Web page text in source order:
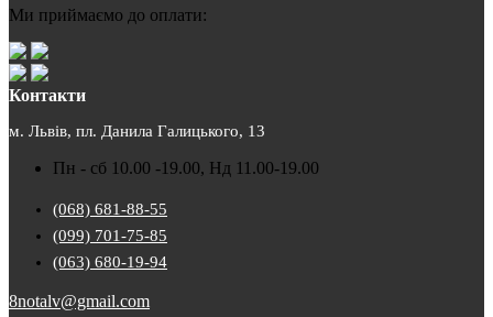
Ми приймаємо до оплати:
Контакти
м. Львів, пл. Данила Галицького, 13
Пн - сб 10.00 -19.00, Нд 11.00-19.00
(068) 681-88-55
(099) 701-75-85
(063) 680-19-94
8notalv@gmail.com